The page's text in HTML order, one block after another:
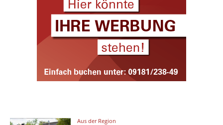
Aus der Region